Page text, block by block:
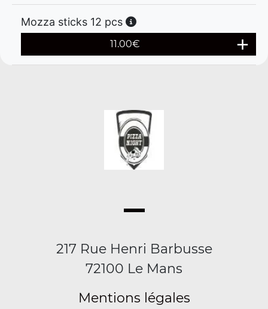
Mozza sticks 12 pcs
11.00€
217 Rue Henri Barbusse
72100 Le Mans
Mentions légales